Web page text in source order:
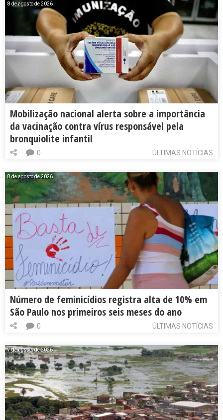
8 de agosto de 2026
Mobilização nacional alerta sobre a importância
da vacinação contra vírus responsável pela
bronquiolite infantil
ÚLTIMAS NOTÍCIAS
0
8 de agosto de 2026
Número de feminicídios registra alta de 10% em
São Paulo nos primeiros seis meses do ano
ÚLTIMAS NOTÍCIAS
0
7 de agosto de 2026